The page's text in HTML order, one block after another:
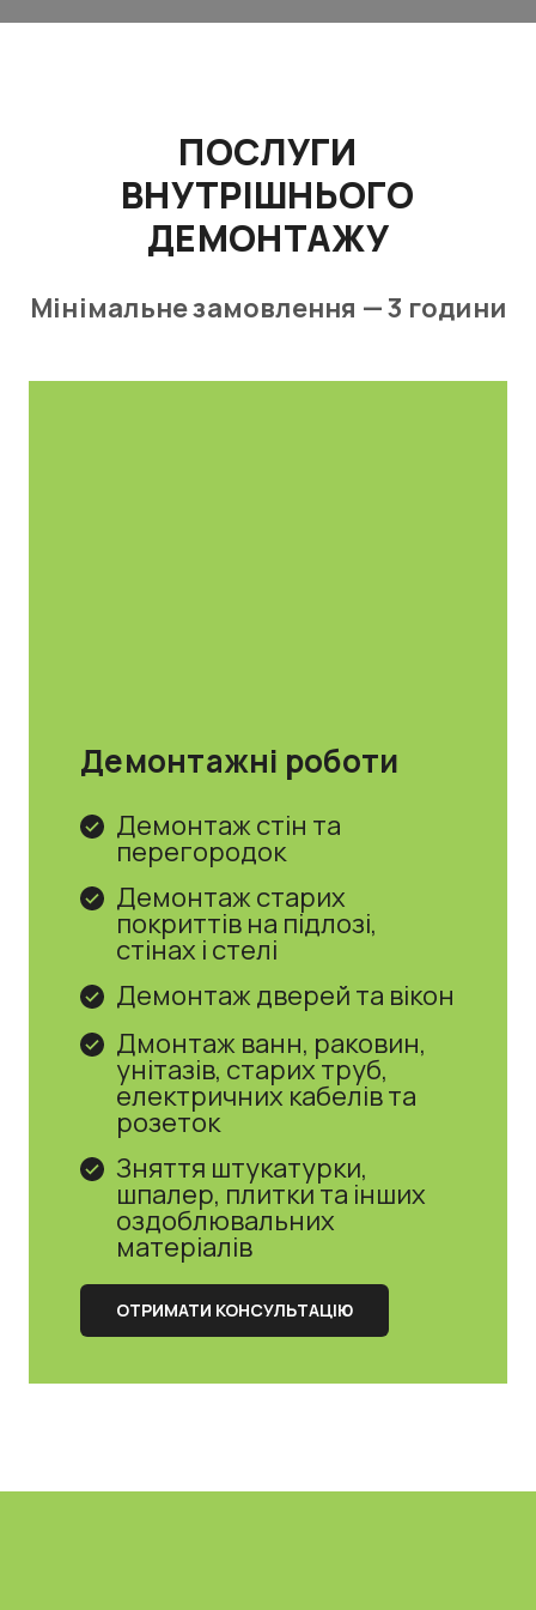
ПОСЛУГИ
ВНУТРІШНЬОГО
ДЕМОНТАЖУ
Мінімальне замовлення — 3 години
Демонтажні роботи
Демонтаж стін та
перегородок
Демонтаж старих
покриттів на підлозі,
стінах і стелі
Демонтаж дверей та вікон
Дмонтаж ванн, раковин,
унітазів, старих труб,
електричних кабелів та
розеток
Зняття штукатурки,
шпалер, плитки та інших
оздоблювальних
матеріалів
ОТРИМАТИ КОНСУЛЬТАЦІЮ